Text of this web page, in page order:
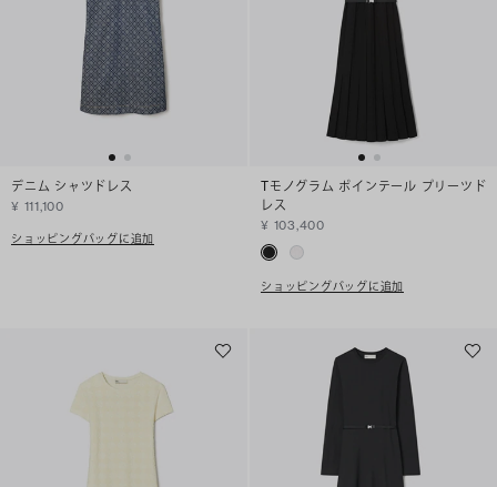
デニム シャツドレス
¥ 111,100
ショッピングバッグに追加
Tモノグラム ポインテール プリーツド
レス
¥ 103,400
ショッピングバッグに追加